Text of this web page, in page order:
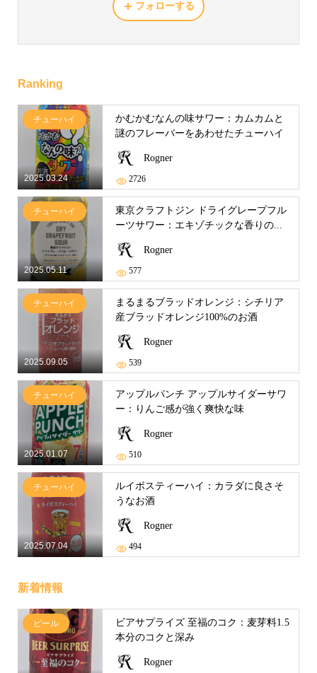
フォローする
Ranking
2025.03.24
チューハイ
かむかむなんの味サワー：カムカムと
謎のフレーバーをあわせたチューハイ
Rogner
2726
2025.05.11
チューハイ
東京クラフトジン ドライグレープフル
ーツサワー：エキゾチックな香りの...
Rogner
577
2025.09.05
チューハイ
まるまるブラッドオレンジ：シチリア
産ブラッドオレンジ100%のお酒
Rogner
539
2025.01.07
チューハイ
アップルパンチ アップルサイダーサワ
ー：りんご感が強く爽快な味
Rogner
510
2025.07.04
チューハイ
ルイボスティーハイ：カラダに良さそ
うなお酒
Rogner
494
新着情報
ビール
ビアサプライズ 至福のコク：麦芽料1.5
本分のコクと深み
Rogner